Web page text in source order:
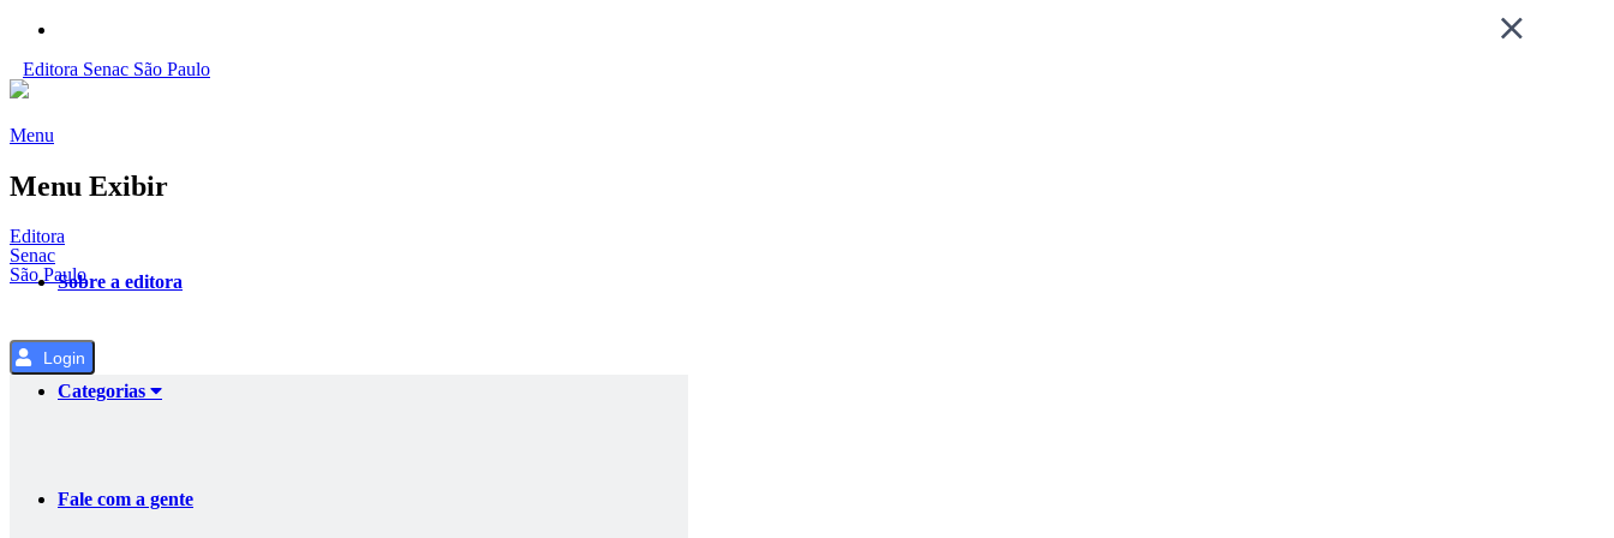
o
Editora Senac São Paulo
Menu
Menu Exibir
Editora
Senac
São PauloSobre a editora
Categorias
Fale com a gente
Login